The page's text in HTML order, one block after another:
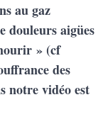
au gaz
douleurs aigües
» (cf
des
notre vidéo est